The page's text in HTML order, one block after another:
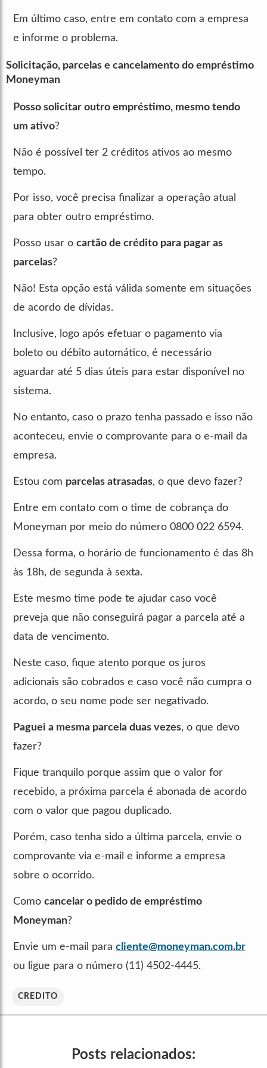
Em último caso, entre em contato com a empresa
e informe o problema.
Solicitação, parcelas e cancelamento do empréstimo
Moneyman
Posso solicitar outro empréstimo, mesmo tendo
um ativo?
Não é possível ter 2 créditos ativos ao mesmo
tempo.
Por isso, você precisa finalizar a operação atual
para obter outro empréstimo.
Posso usar o cartão de crédito para pagar as
parcelas?
Não! Esta opção está válida somente em situações
de acordo de dívidas.
Inclusive, logo após efetuar o pagamento via
boleto ou débito automático, é necessário
aguardar até 5 dias úteis para estar disponível no
sistema.
No entanto, caso o prazo tenha passado e isso não
aconteceu, envie o comprovante para o e-mail da
empresa.
Estou com parcelas atrasadas, o que devo fazer?
Entre em contato com o time de cobrança do
Moneyman por meio do número 0800 022 6594.
Dessa forma, o horário de funcionamento é das 8h
às 18h, de segunda à sexta.
Este mesmo time pode te ajudar caso você
preveja que não conseguirá pagar a parcela até a
data de vencimento.
Neste caso, fique atento porque os juros
adicionais são cobrados e caso você não cumpra o
acordo, o seu nome pode ser negativado.
Paguei a mesma parcela duas vezes, o que devo
fazer?
Fique tranquilo porque assim que o valor for
recebido, a próxima parcela é abonada de acordo
com o valor que pagou duplicado.
Porém, caso tenha sido a última parcela, envie o
comprovante via e-mail e informe a empresa
sobre o ocorrido.
Como cancelar o pedido de empréstimo
Moneyman?
Envie um e-mail para cliente@moneyman.com.br
ou ligue para o número (11) 4502-4445.
CREDITO
Posts relacionados: